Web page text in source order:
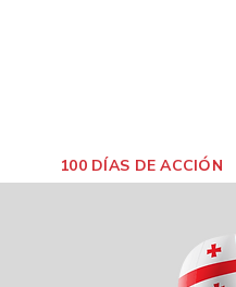
100 DÍAS DE ACCIÓN